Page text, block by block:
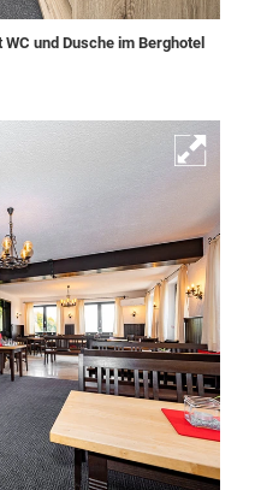
und Dusche im Berghotel